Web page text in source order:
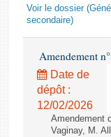
Voir le dossier
secondaire)
Amendement
Date de
dépôt :
12/02/2026
Amendement
Vaginay, M.